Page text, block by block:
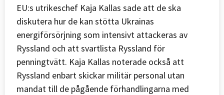
EU:s utrikeschef Kaja Kallas sade att de ska
diskutera hur de kan stötta Ukrainas
energiförsörjning som intensivt attackeras av
Ryssland och att svartlista Ryssland för
penningtvätt. Kaja Kallas noterade också att
Ryssland enbart skickar militär personal utan
mandat till de pågående förhandlingarna med